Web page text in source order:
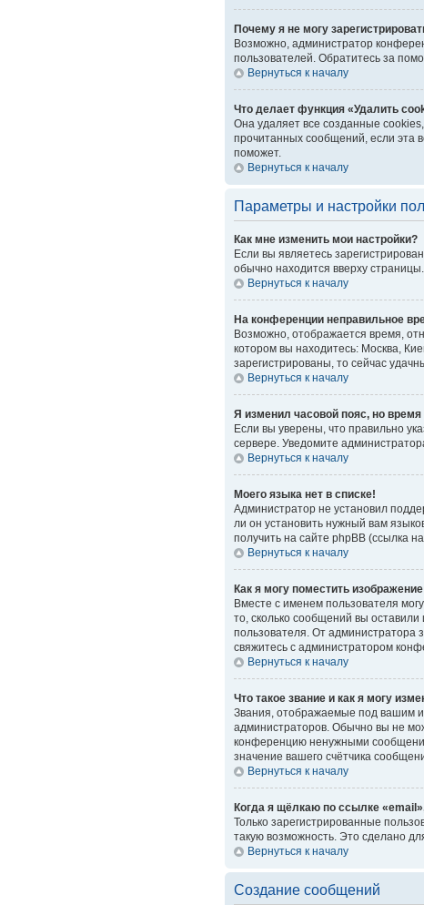
Почему я не могу
Возможно, администратор
пользователей. Обратитесь за
Вернуться к началу
Что делает функция «Удалить
Она удаляет все созданные
прочитанных сообщений, если эта
поможет.
Вернуться к началу
Параметры и настройки
Как мне изменить мои настройки?
Если вы являетесь
обычно находится вверху
Вернуться к началу
На конференции неправильное
Возможно, отображается время,
котором вы находитесь: Москва,
зарегистрированы, то сейчас
Вернуться к началу
Я изменил часовой пояс, но
Если вы уверены, что правильно
сервере. Уведомите
Вернуться к началу
Моего языка нет в списке!
Администратор не установил
ли он установить нужный вам
получить на сайте phpBB (ссылка
Вернуться к началу
Как я могу поместить
Вместе с именем пользователя
то, сколько сообщений вы
пользователя. От администратора
свяжитесь с администратором
Вернуться к началу
Что такое звание и как я могу
Звания, отображаемые под вашим
администраторов. Обычно вы не
конференцию ненужными
значение вашего счётчика
Вернуться к началу
Когда я щёлкаю по ссылке
Только зарегистрированные
такую возможность. Это сделано
Вернуться к началу
Создание сообщений